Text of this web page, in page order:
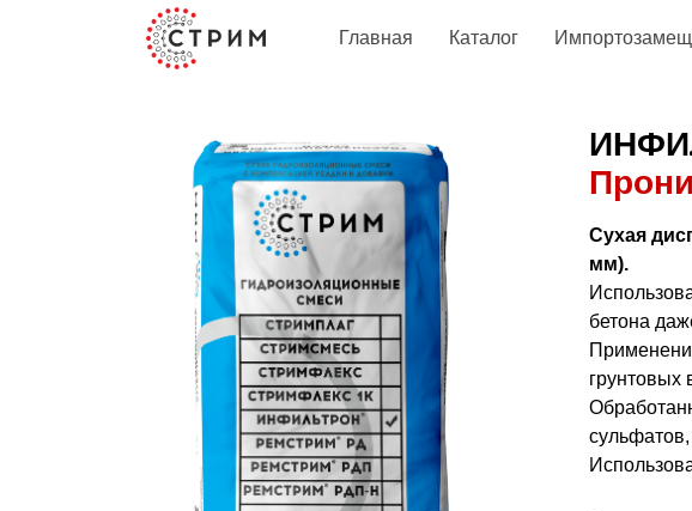
Главная Каталог
Сухая
мм).
бетона
грунтовых